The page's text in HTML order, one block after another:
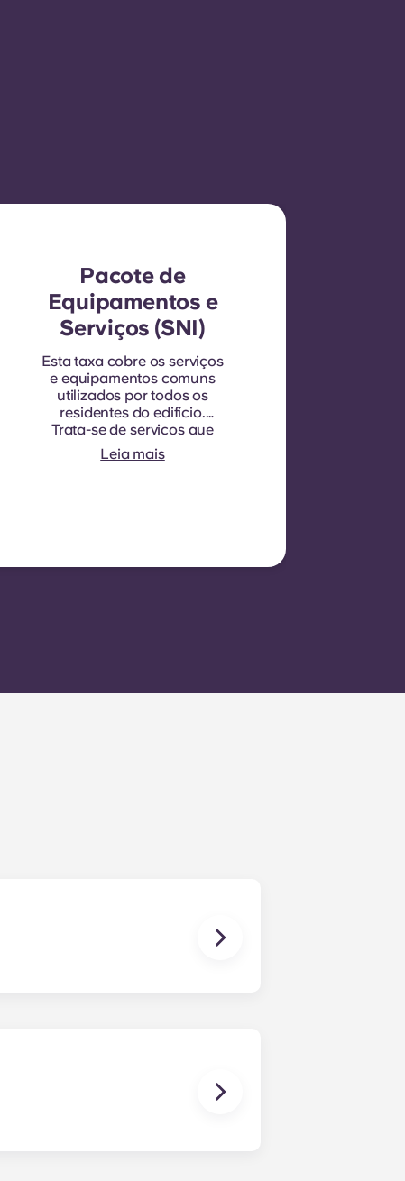
Pacote de
Equipamentos e
Serviços (SNI)
Esta taxa cobre os serviços
e equipamentos comuns
utilizados por todos os
residentes do edifício.
Trata-se de serviços que
beneficiam todos e que não
podem ser quantificados
escadas, espaços
Leia mais